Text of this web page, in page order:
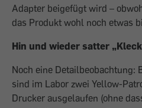
Adapter beigefügt wird –
das Produkt wohl noch etwas
Hin und wieder satter
Noch eine Detailbeobachtung:
sind im Labor zwei Yellow-
Drucker ausgelaufen (ohne